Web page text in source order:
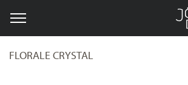
FLORALE CRYSTAL